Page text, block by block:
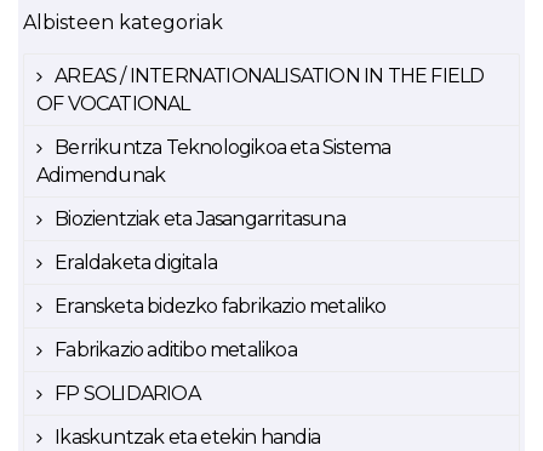
Albisteen kategoriak
AREAS / INTERNATIONALISATION IN THE FIELD
OF VOCATIONAL
Berrikuntza Teknologikoa eta Sistema
Adimendunak
Biozientziak eta Jasangarritasuna
Eraldaketa digitala
Eransketa bidezko fabrikazio metaliko
Fabrikazio aditibo metalikoa
FP SOLIDARIOA
Ikaskuntzak eta etekin handia